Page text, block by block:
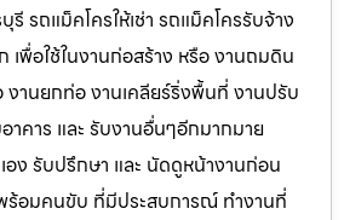
รี รถแม็คโครให้เช่า รถแม็คโครรับจ้าง
เพื่อใช้ในงานก่อสร้าง หรือ งานถมดิน
งานยกท่อ งานเคลียร์ริ่งพื้นที่ งานปรับ
คาร และ รับงานอื่นๆอีกมากมาย
อง รับปรึกษา และ นัดดูหน้างานก่อน
ร้อมคนขับ ที่มีประสบการณ์ ทำงานที่